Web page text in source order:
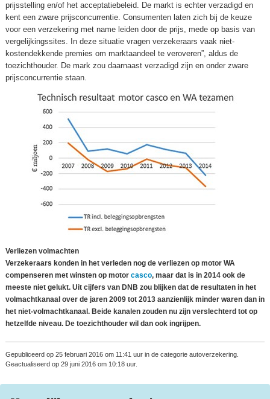
prijsstelling en/of het acceptatiebeleid. De markt is echter verzadigd en
kent een zware prijsconcurrentie. Consumenten laten zich bij de keuze
voor een verzekering met name leiden door de prijs, mede op basis van
vergelijkingssites. In deze situatie vragen verzekeraars vaak niet-
kostendekkende premies om marktaandeel te veroveren”, aldus de
toezichthouder. De mark zou daarnaast verzadigd zijn en onder zware
prijsconcurrentie staan.
Verliezen volmachten
Verzekeraars konden in het verleden nog de verliezen op motor WA
compenseren met winsten op motor casco, maar dat is in 2014 ook de
meeste niet gelukt. Uit cijfers van DNB zou blijken dat de resultaten in het
volmachtkanaal over de jaren 2009 tot 2013 aanzienlijk minder waren dan in
het niet-volmachtkanaal. Beide kanalen zouden nu zijn verslechterd tot op
hetzelfde niveau. De toezichthouder wil dan ook ingrijpen.
Gepubliceerd op 25 februari 2016 om 11:41 uur in de categorie autoverzekering.
Geactualiseerd op 29 juni 2016 om 10:18 uur.